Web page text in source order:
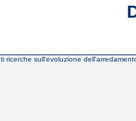
ricerche sull'evoluzione